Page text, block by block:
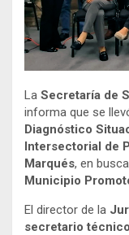
La Secretaría de
informa que se
Diagnóstico
Intersectorial de
Marqués, en
Municipio
El director de la
secretario